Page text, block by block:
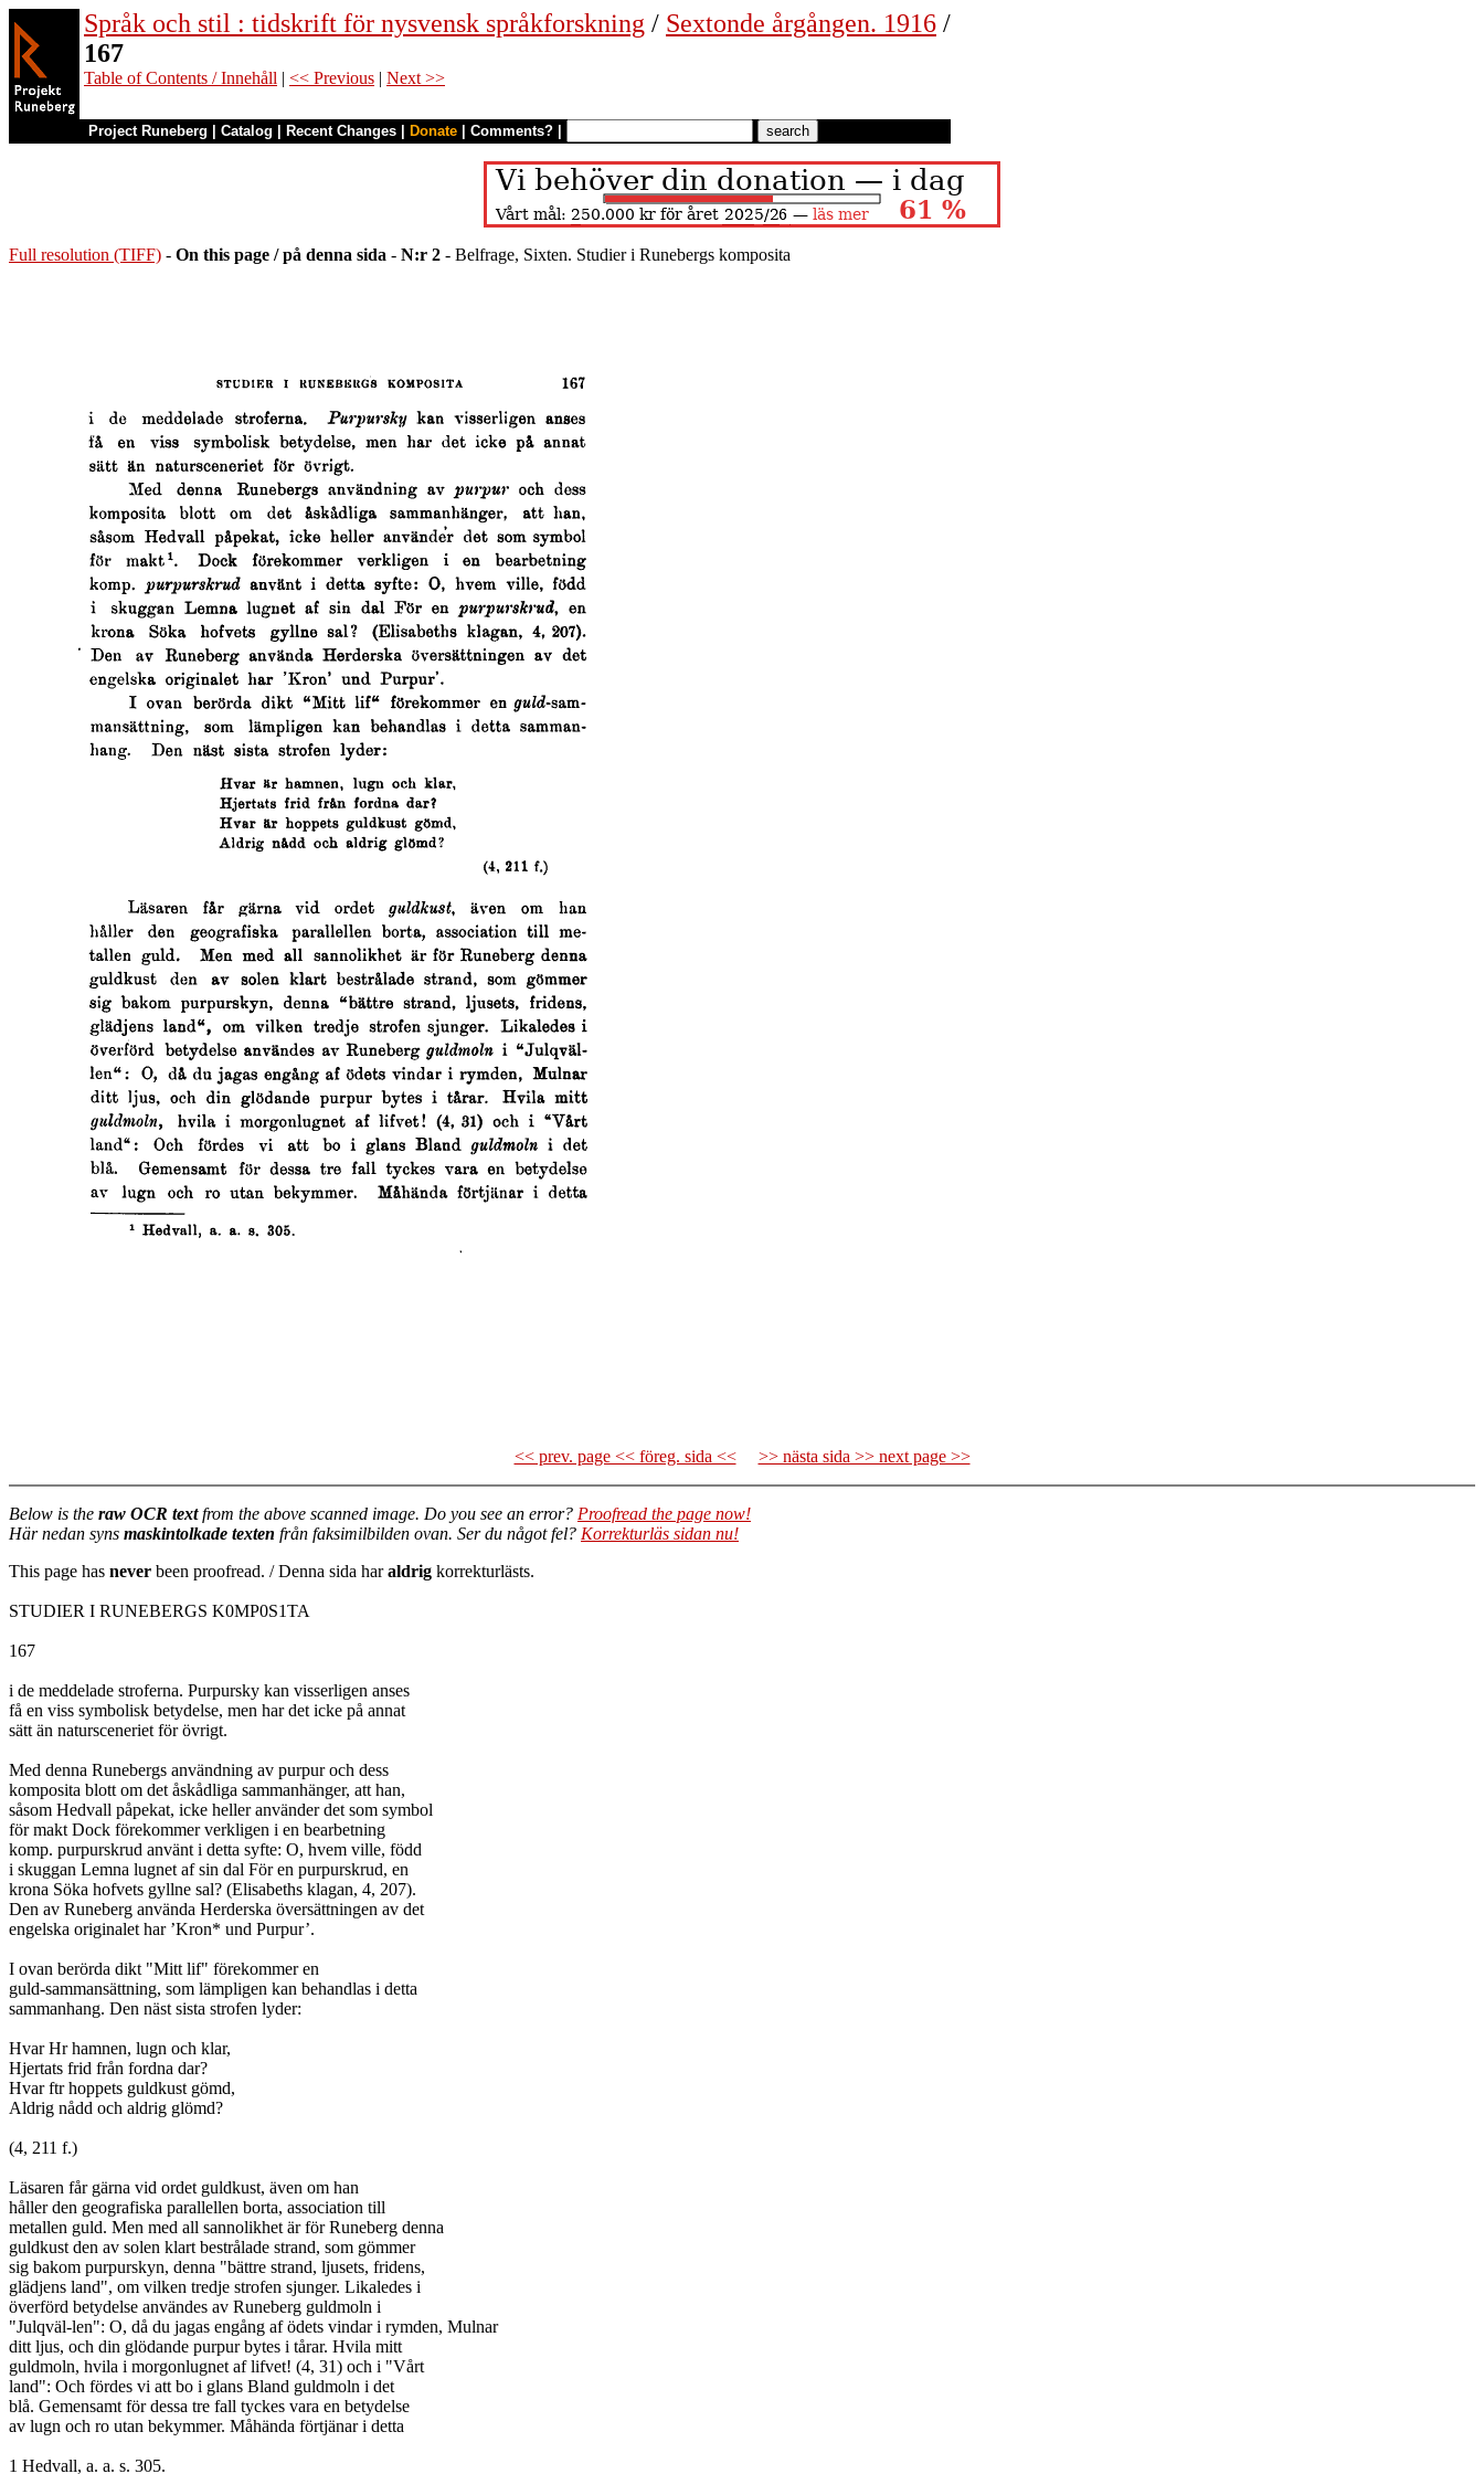
Språk och stil : tidskrift för nysvensk språkforskning / Sextonde årgången. 1916 /
167
Table of Contents / Innehåll | << Previous | Next >>
Project Runeberg Catalog Recent Changes Donate Comments?
Full resolution (TIFF) - On this page / på denna sida - N:r 2 - Belfrage, Sixten. Studier i Runebergs komposita
<< prev. page << föreg. sida << >> nästa sida >> next page >>
Below is the raw OCR textfrom the above scanned image. Do you see an error? Proofread the page now!
Här nedan syns maskintolkade texten från faksimilbilden ovan. Ser du något fel? Korrekturläs sidan nu!
This page has never been proofread. / Denna sida haraldrig korrekturlästs.
STUDIER I RUNEBERGS K0MP0S1TA
167
i de meddelade stroferna. Purpursky kan visserligen anses
få en viss symbolisk betydelse, men har det icke på annat
sätt än natursceneriet för övrigt.
Med denna Runebergs användning av purpur och dess
komposita blott om det åskådliga sammanhänger, att han,
såsom Hedvall påpekat, icke heller använder det som symbol
för makt Dock förekommer verkligen i en bearbetning
komp. purpurskrud använt i detta syfte: O, hvem ville, född
i skuggan Lemna lugnet af sin dal För en purpurskrud, en
krona Söka hofvets gyllne sal? (Elisabeths klagan, 4, 207).
Den av Runeberg använda Herderska översättningen av det
engelska originalet har ’Kron* und Purpur’.
I ovan berörda dikt "Mitt lif" förekommer en
guld-sammansättning, som lämpligen kan behandlas i detta
sammanhang. Den näst sista strofen lyder:
Hvar Hr hamnen, lugn och klar,
Hjertats frid från fordna dar?
Hvar ftr hoppets guldkust gömd,
Aldrig nådd och aldrig glömd?
(4, 211 f.)
Läsaren får gärna vid ordet guldkust, även om han
håller den geografiska parallellen borta, association till
metallen guld. Men med all sannolikhet är för Runeberg denna
guldkust den av solen klart bestrålade strand, som gömmer
sig bakom purpurskyn, denna "bättre strand, ljusets, fridens,
glädjens land", om vilken tredje strofen sjunger. Likaledes i
överförd betydelse användes av Runeberg guldmoln i
"Julqväl-len": O, då du jagas engång af ödets vindar i rymden, Mulnar
ditt ljus, och din glödande purpur bytes i tårar. Hvila mitt
guldmoln, hvila i morgonlugnet af lifvet! (4, 31) och i "Vårt
land": Och fördes vi att bo i glans Bland guldmoln i det
blå. Gemensamt för dessa tre fall tyckes vara en betydelse
av lugn och ro utan bekymmer. Måhända förtjänar i detta
1 Hedvall, a. a. s. 305.